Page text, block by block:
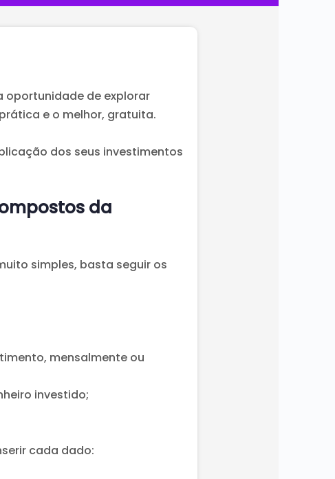
oportunidade de explorar
e o melhor, gratuita.
dos seus investimentos
da
simples, basta seguir os
mensalmente ou
investido;
cada dado: